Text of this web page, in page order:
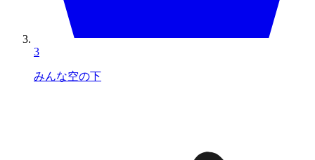
3
みんな空の下